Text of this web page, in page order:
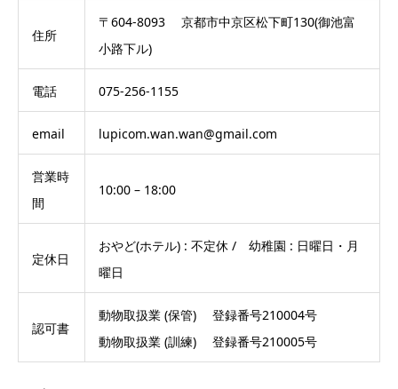
住所
〒604-8093 京都市中京区松下町130(御池富
小路下ル)
電話 075-256-1155
email lupicom.wan.wan@gmail.com
営業時
間
10:00 – 18:00
定休日
おやど(ホテル) : 不定休 / 幼稚園 : 日曜日・月
曜日
認可書
動物取扱業 (保管) 登録番号210004号
動物取扱業 (訓練) 登録番号210005号